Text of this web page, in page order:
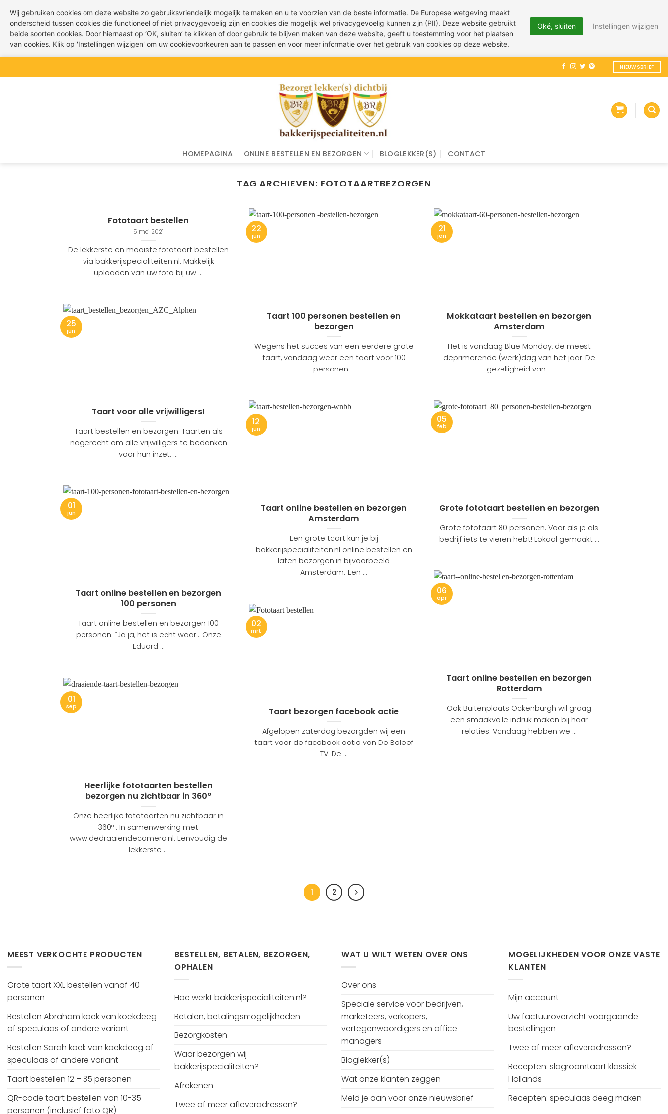
naar
NIEUWSBRIEF
HOMEPAGINA ONLINE BESTELLEN EN BEZORGEN BLOGLEKKER(S) CONTACT
TAG ARCHIEVEN: FOTOTAARTBEZORGEN
Fototaart bestellen
5 mei 2021
De lekkerste en mooiste fototaart bestellen
via bakkerijspecialiteiten.nl. Makkelijk
uploaden van uw foto bij uw ...
Taart 100 personen bestellen en
bezorgen
Wegens het succes van een eerdere grote
taart, vandaag weer een taart voor 100
personen ...
22
jun
Mokkataart bestellen en bezorgen
Amsterdam
Het is vandaag Blue Monday, de meest
deprimerende (werk)dag van het jaar. De
gezelligheid van ...
21
jan
Taart voor alle vrijwilligers!
Taart bestellen en bezorgen. Taarten als
nagerecht om alle vrijwilligers te bedanken
voor hun inzet. ...
25
jun
Taart online bestellen en bezorgen
Amsterdam
Een grote taart kun je bij
bakkerijspecialiteiten.nl online bestellen en
laten bezorgen in bijvoorbeeld
Amsterdam.¨Een ...
12
jun
Grote fototaart bestellen en bezorgen
Grote fototaart 80 personen. Voor als je als
bedrijf iets te vieren hebt! Lokaal gemaakt ...
05
feb
Taart online bestellen en bezorgen
100 personen
Taart online bestellen en bezorgen 100
personen. ¨Ja ja, het is echt waar… Onze
Eduard ...
01
jun
Taart online bestellen en bezorgen
Rotterdam
Ook Buitenplaats Ockenburgh wil graag
een smaakvolle indruk maken bij haar
relaties. Vandaag hebben we ...
06
apr
Taart bezorgen facebook actie
Afgelopen zaterdag bezorgden wij een
taart voor de facebook actie van De Beleef
TV. De ...
02
mrt
Heerlijke fototaarten bestellen
bezorgen nu zichtbaar in 360º
Onze heerlijke fototaarten nu zichtbaar in
360º . In samenwerking met
www.dedraaiendecamera.nl. Eenvoudig de
lekkerste ...
01
sep
1 2
MEEST VERKOCHTE PRODUCTEN
Grote taart XXL bestellen vanaf 40
personen
Bestellen Abraham koek van koekdeeg
of speculaas of andere variant
Bestellen Sarah koek van koekdeeg of
speculaas of andere variant
Taart bestellen 12 – 35 personen
QR-code taart bestellen van 10-35
personen (inclusief foto QR)
BESTELLEN, BETALEN, BEZORGEN,
OPHALEN
Hoe werkt bakkerijspecialiteiten.nl?
Betalen, betalingsmogelijkheden
Bezorgkosten
Waar bezorgen wij
bakkerijspecialiteiten?
Afrekenen
Twee of meer afleveradressen?
WAT U WILT WETEN OVER ONS
Over ons
Speciale service voor bedrijven,
marketeers, verkopers,
vertegenwoordigers en office
managers
Bloglekker(s)
Wat onze klanten zeggen
Meld je aan voor onze nieuwsbrief
MOGELIJKHEDEN VOOR ONZE VASTE
KLANTEN
Mijn account
Uw factuuroverzicht voorgaande
bestellingen
Twee of meer afleveradressen?
Recepten: slagroomtaart klassiek
Hollands
Recepten: speculaas deeg maken
Wij gebruiken cookies om deze website zo gebruiksvriendelijk mogelijk te maken en u te voorzien van de beste informatie. De Europese wetgeving maakt
onderscheid tussen cookies die functioneel of niet privacygevoelig zijn en cookies die mogelijk wel privacygevoelig kunnen zijn (PII). Deze website gebruikt
beide soorten cookies. Door hiernaast op ‘OK, sluiten’ te klikken of door gebruik te blijven maken van deze website, geeft u toestemming voor het plaatsen
van cookies. Klik op 'Instellingen wijzigen' om uw cookievoorkeuren aan te passen en voor meer informatie over het gebruik van cookies op deze website.
Oké, sluiten Instellingen wijzigen